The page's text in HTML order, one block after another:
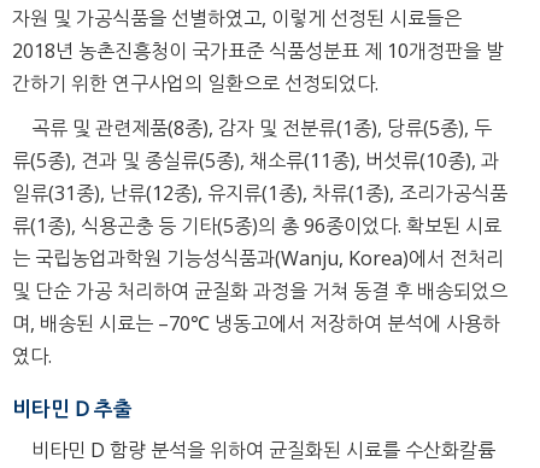
자원 및 가공식품을 선별하였고, 이렇게 선정된 시료들은
2018년 농촌진흥청이 국가표준 식품성분표 제 10개정판을 발
간하기 위한 연구사업의 일환으로 선정되었다.
곡류 및 관련제품(8종), 감자 및 전분류(1종), 당류(5종), 두
류(5종), 견과 및 종실류(5종), 채소류(11종), 버섯류(10종), 과
일류(31종), 난류(12종), 유지류(1종), 차류(1종), 조리가공식품
류(1종), 식용곤충 등 기타(5종)의 총 96종이었다. 확보된 시료
는 국립농업과학원 기능성식품과(Wanju, Korea)에서 전처리
및 단순 가공 처리하여 균질화 과정을 거쳐 동결 후 배송되었으
며, 배송된 시료는 –70℃ 냉동고에서 저장하여 분석에 사용하
였다.
비타민 D 추출
비타민 D 함량 분석을 위하여 균질화된 시료를 수산화칼륨